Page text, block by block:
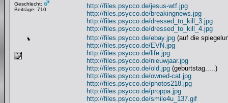
Geschlecht:
Beiträge: 710
http://files.psycco.de/jesus-wtf.jpg
http://files.psycco.de/breakingnews.jpg
http://files.psycco.de/dressed_to_kill_3.jpg
http://files.psycco.de/dressed_to_kill_4.jpg
http://files.psycco.de/ebay.jpg (auf die
http://files.psycco.de/EVN.jpg
http://files.psycco.de/life.jpg
http://files.psycco.de/nieuwjaar.jpg
http://files.psycco.de/old.jpg (geburtstag.....)
http://files.psycco.de/owned-cat.jpg
http://files.psycco.de/photos218.jpg
http://files.psycco.de/proppa.jpg
http://files.psycco.de/smile4u_137.gif